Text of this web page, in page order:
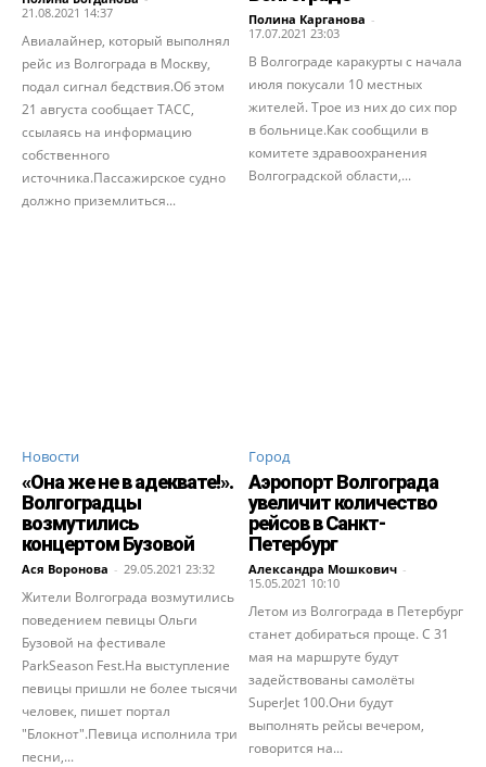
21.08.2021 14:37
Авиалайнер, который выполнял
рейс из Волгограда в Москву,
подал сигнал бедствия.Об этом
21 августа сообщает ТАСС,
ссылаясь на информацию
собственного
источника.Пассажирское судно
должно приземлиться...
Полина Карганова -
17.07.2021 23:03
В Волгограде каракурты с начала
июля покусали 10 местных
жителей. Трое из них до сих пор
в больнице.Как сообщили в
комитете здравоохранения
Волгоградской области,...
Новости
«Она же не в адеквате!».
Волгоградцы
возмутились
концертом Бузовой
Ася Воронова - 29.05.2021 23:32
Жители Волгограда возмутились
поведением певицы Ольги
Бузовой на фестивале
ParkSeason Fest.На выступление
певицы пришли не более тысячи
человек, пишет портал
"Блокнот".Певица исполнила три
песни,...
Город
Аэропорт Волгограда
увеличит количество
рейсов в Санкт-
Петербург
Александра Мошкович -
15.05.2021 10:10
Летом из Волгограда в Петербург
станет добираться проще. С 31
мая на маршруте будут
задействованы самолёты
SuperJet 100.Они будут
выполнять рейсы вечером,
говорится на...